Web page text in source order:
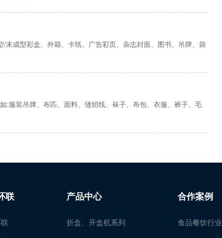
未成型彩盒、外箱、卡纸、广告彩页、杂志封面、图书、吊牌、袋
:服装吊牌、布匹、面料、缝纫线、袜子、布包、衣服、裤子、毛
联 产品中心
折盒、开盒机系列
合作案例
食品餐饮行业